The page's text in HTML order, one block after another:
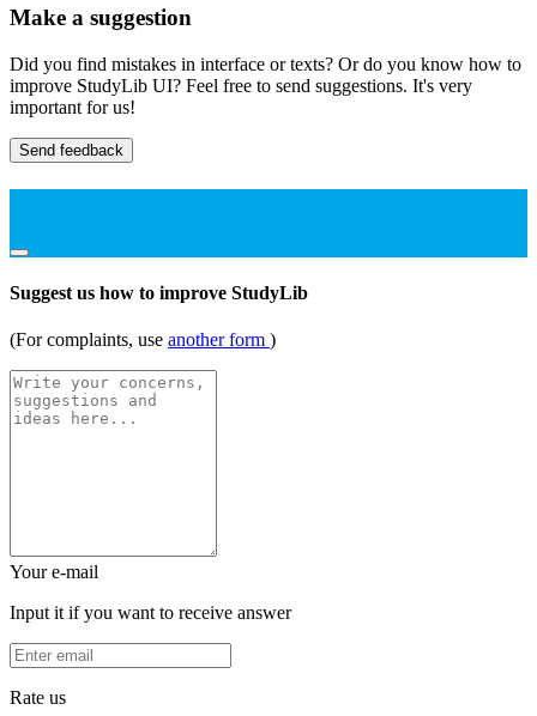
Make a suggestion
Did you find mistakes in interface or texts? Or do you know how to
improve StudyLib UI? Feel free to send suggestions. It's very
important for us!
Send feedback
Suggest us how to improve StudyLib
(For complaints, use another form )
Your e-mail
Input it if you want to receive answer
Rate us